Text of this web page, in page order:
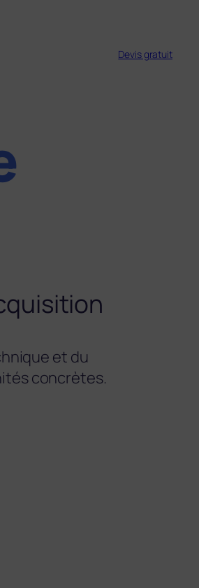
Devis gratuit
et du
concrètes.